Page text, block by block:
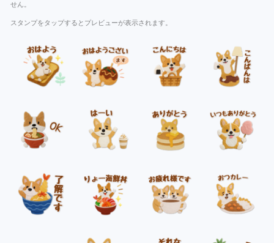
せん。
スタンプをタップするとプレビューが表示されます。